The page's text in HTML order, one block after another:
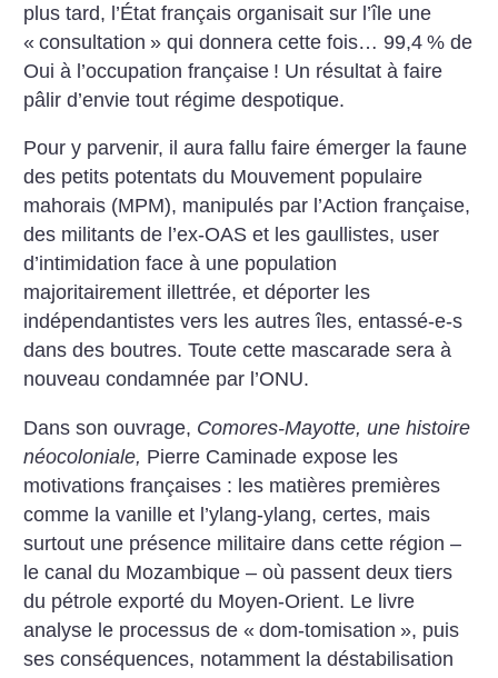
plus tard, l’État français organisait sur l’île une
« consultation » qui donnera cette fois… 99,4 % de
Oui à l’occupation française ! Un résultat à faire
pâlir d’envie tout régime despotique.
Pour y parvenir, il aura fallu faire émerger la faune
des petits potentats du Mouvement populaire
mahorais (MPM), manipulés par l’Action française,
des militants de l’ex-OAS et les gaullistes, user
d’intimidation face à une population
majoritairement illettrée, et déporter les
indépendantistes vers les autres îles, entassé-e-s
dans des boutres. Toute cette mascarade sera à
nouveau condamnée par l’ONU.
Dans son ouvrage, Comores-Mayotte, une histoire
néocoloniale, Pierre Caminade expose les
motivations françaises : les matières premières
comme la vanille et l’ylang-ylang, certes, mais
surtout une présence militaire dans cette région –
le canal du Mozambique – où passent deux tiers
du pétrole exporté du Moyen-Orient. Le livre
analyse le processus de « dom-tomisation », puis
ses conséquences, notamment la déstabilisation